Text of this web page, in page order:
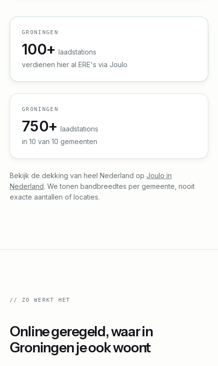
GRONINGEN
100+ laadstations
verdienen hier al ERE's via Joulo
GRONINGEN
750+ laadstations
in 10 van 10 gemeenten
Bekijk de dekking van heel Nederland op Joulo in
Nederland. We tonen bandbreedtes per gemeente, nooit
exacte aantallen of locaties.
// ZO WERKT HET
Online geregeld, waar in
Groningenje ook woont